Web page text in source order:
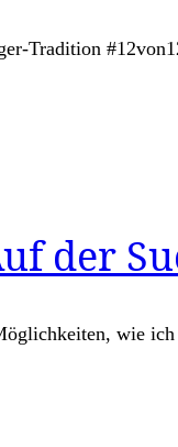
Tradition
der
wie